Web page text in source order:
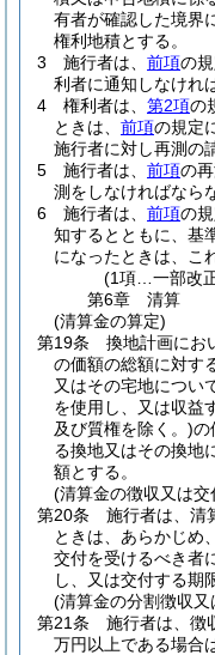
有者が確認した境界
権利地積とする。
3
施行者は、 前項の
利者に通知しなけれ
4
権利者は、 第2項の
ときは、 前項の規定
施行者に対し再測の
5
施行者は、 前項の
測をしなければなら
6
施行者は、 前項の
知するとともに、基
になったときは、こ
(1項…一部改
第6章
清算
(清算金の算定)
第19条
換地計画にお
の価額の総額に対す
又はその宅地につい
を使用し、又は収益
及び質権を除く。)の
る換地又はその換地
額とする。
(清算金の徴収又は
第20条
施行者は、清
ときは、あらかじめ
交付を受けるべき者
し、又は交付する期
(清算金の分割徴収又
第21条
施行者は、徴
万円以上である場合